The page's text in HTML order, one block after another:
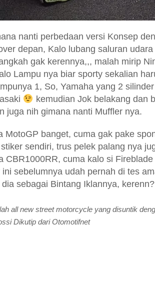
nanti perbedaan versi Konsep
depan, Kalo lubang saluran
gak kerennya,,, malah mirip
Lampu nya biar sporty sekalian
1, So, Yamaha yang 2
kemudian Jok belakang dan
juga nih gimana nanti Muffler nya.
MotoGP banget, cuma gak pake
sendiri, trus pelek palang nya
CBR1000RR, cuma kalo si
ini sebelumnya udah pernah di tes
sebagai Bintang Iklannya,
all new street motorcycle yang disuntik
Dikutip dari Otomotifnet